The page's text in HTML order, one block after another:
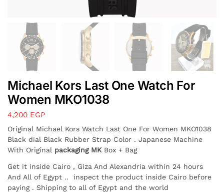
Michael Kors Last One Watch For
Women MKO1038
4,200 EGP
Original Michael Kors Watch Last One For Women MKO1038
Black dial Black Rubber Strap Color . Japanese Machine
With Original packaging MK Box + Bag
Get it inside Cairo , Giza And Alexandria within 24 hours
And All of Egypt .. inspect the product inside Cairo before
paying . Shipping to all of Egypt and the world